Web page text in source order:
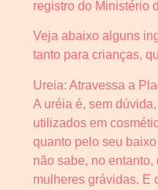
registro do Ministério
Veja abaixo alguns
tanto para crianças,
Ureia: Atravessa a
A uréia é, sem
utilizados em
quanto pelo seu
não sabe, no
mulheres grávidas. E